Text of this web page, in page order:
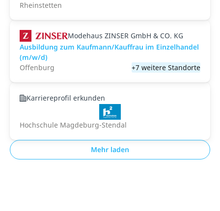
Rheinstetten
Modehaus ZINSER GmbH & CO. KG
Ausbildung zum Kaufmann/Kauffrau im Einzelhandel
(m/w/d)
Offenburg
+7 weitere Standorte
Karriereprofil erkunden
Hochschule Magdeburg-Stendal
Mehr laden